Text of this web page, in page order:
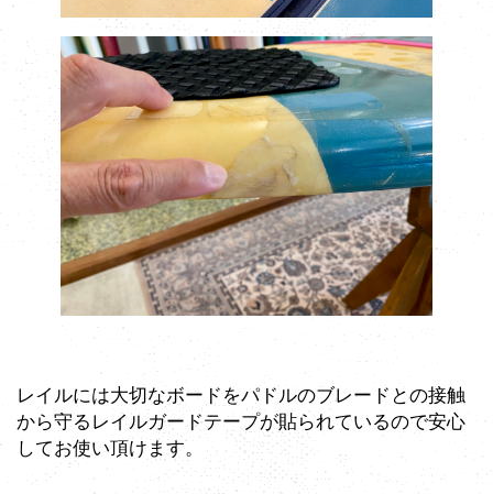
レイルには大切なボードをパドルのブレードとの接触
から守るレイルガードテープが貼られているので安心
してお使い頂けます。